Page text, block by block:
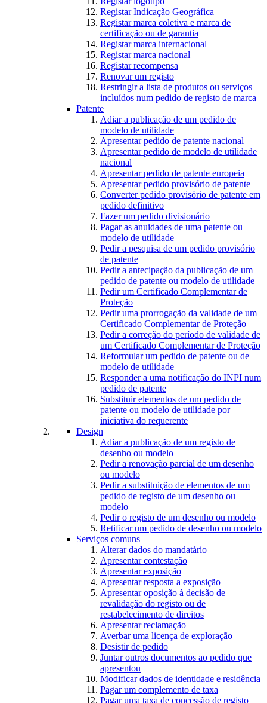
Registar Indicação Geográfica
Registar marca coletiva e marca de
certificação ou de garantia
Registar marca internacional
Registar marca nacional
Registar recompensa
Renovar um registo
Restringir a lista de produtos ou serviços
incluídos num pedido de registo de marca
Patente
Adiar a publicação de um pedido de
modelo de utilidade
Apresentar pedido de patente nacional
Apresentar pedido de modelo de utilidade
nacional
Apresentar pedido de patente europeia
Apresentar pedido provisório de patente
Converter pedido provisório de patente em
pedido definitivo
Fazer um pedido divisionário
Pagar as anuidades de uma patente ou
modelo de utilidade
Pedir a pesquisa de um pedido provisório
de patente
Pedir a antecipação da publicação de um
pedido de patente ou modelo de utilidade
Pedir um Certificado Complementar de
Proteção
Pedir uma prorrogação da validade de um
Certificado Complementar de Proteção
Pedir a correção do período de validade de
um Certificado Complementar de Proteção
Reformular um pedido de patente ou de
modelo de utilidade
Responder a uma notificação do INPI num
pedido de patente
Substituir elementos de um pedido de
patente ou modelo de utilidade por
iniciativa do requerente
Design
Adiar a publicação de um registo de
desenho ou modelo
Pedir a renovação parcial de um desenho
ou modelo
Pedir a substituição de elementos de um
pedido de registo de um desenho ou
modelo
Pedir o registo de um desenho ou modelo
Retificar um pedido de desenho ou modelo
Serviços comuns
Alterar dados do mandatário
Apresentar contestação
Apresentar exposição
Apresentar resposta a exposição
Apresentar oposição à decisão de
revalidação do registo ou de
restabelecimento de direitos
Apresentar reclamação
Averbar uma licença de exploração
Desistir de pedido
Juntar outros documentos ao pedido que
apresentou
Modificar dados de identidade e residência
Pagar um complemento de taxa
Pagar uma taxa de concessão de registo